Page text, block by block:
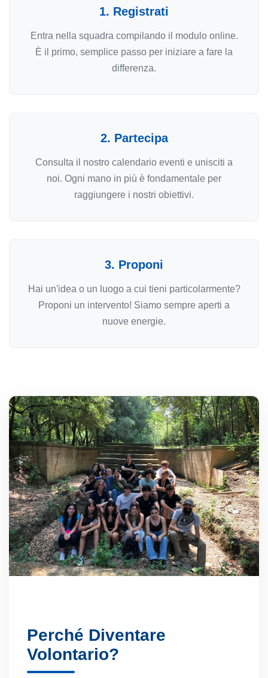
1. Registrati
Entra nella squadra compilando il modulo online.
È il primo, semplice passo per iniziare a fare la
differenza.
2. Partecipa
Consulta il nostro calendario eventi e unisciti a
noi. Ogni mano in più è fondamentale per
raggiungere i nostri obiettivi.
3. Proponi
Hai un'idea o un luogo a cui tieni particolarmente?
Proponi un intervento! Siamo sempre aperti a
nuove energie.
Perché Diventare
Volontario?